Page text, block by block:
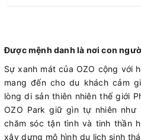
Được mệnh danh là nơi con
Sự xanh mát của OZO cộng với
mang đến cho du khách cảm
lòng di sản thiên nhiên thế giới
OZO Park giữ gìn tự nhiên
chăm sóc tận tình và tinh thần
xây dựng mô hình du lịch sinh